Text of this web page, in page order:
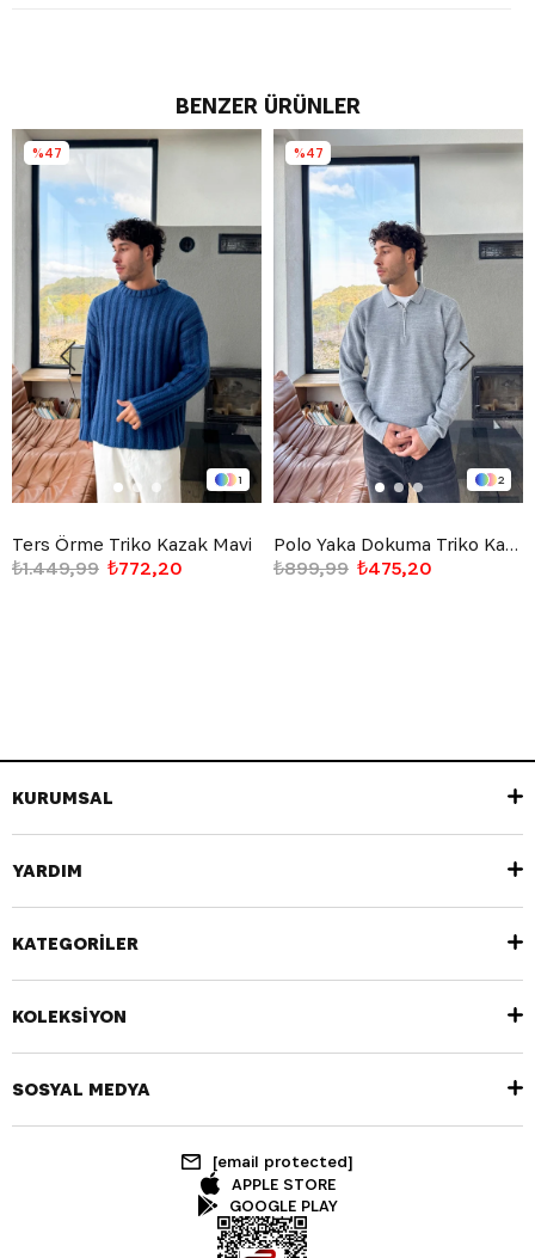
BENZER ÜRÜNLER
1
Ters Örme Triko Kazak Mavi
₺772,20
₺1.449,99
%47
2
Polo Yaka Dokuma Triko Kazak Gri
₺475,20
₺899,99
%47
KURUMSAL
YARDIM
KATEGORİLER
KOLEKSİYON
SOSYAL MEDYA
[email protected]
APPLE STORE
GOOGLE PLAY